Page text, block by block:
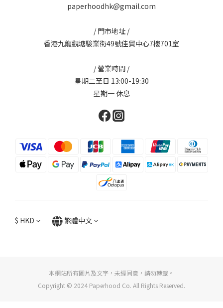
paperhoodhk@gmail.com
/ 門市地址 /
香港九龍觀塘駿業街49號佳貿中心7樓701室
/ 營業時間 /
星期二至日 13:00-19:30
星期一 休息
$ HKD 繁體中文
本網站所有圖片及文字，未經同意，請勿轉載。
Copyright © 2024 Paperhood Co. All Rights Reserved.